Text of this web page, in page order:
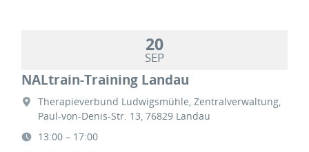
20
SEP
NALtrain-Training Landau
Therapieverbund Ludwigsmühle, Zentralverwaltung,
Paul-von-Denis-Str. 13, 76829 Landau
13:00 – 17:00